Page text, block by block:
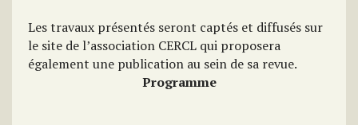
Les travaux présentés seront captés et diffusés sur
le site de l’association CERCL qui proposera
également une publication au sein de sa revue.
Programme